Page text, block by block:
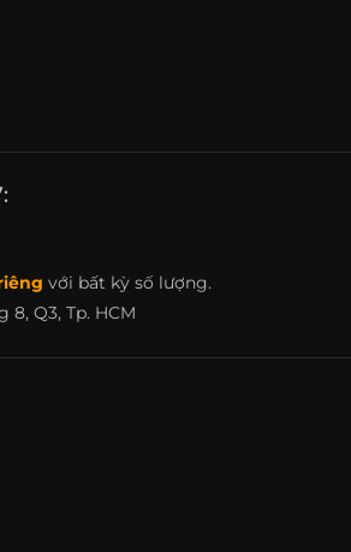
với bất kỳ số lượng.
8, Q3, Tp. HCM